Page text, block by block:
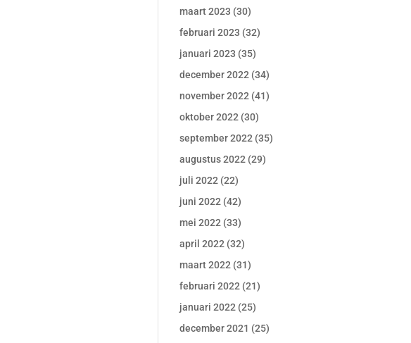
maart 2023 (30)
februari 2023 (32)
januari 2023 (35)
december 2022 (34)
november 2022 (41)
oktober 2022 (30)
september 2022 (35)
augustus 2022 (29)
juli 2022 (22)
juni 2022 (42)
mei 2022 (33)
april 2022 (32)
maart 2022 (31)
februari 2022 (21)
januari 2022 (25)
december 2021 (25)